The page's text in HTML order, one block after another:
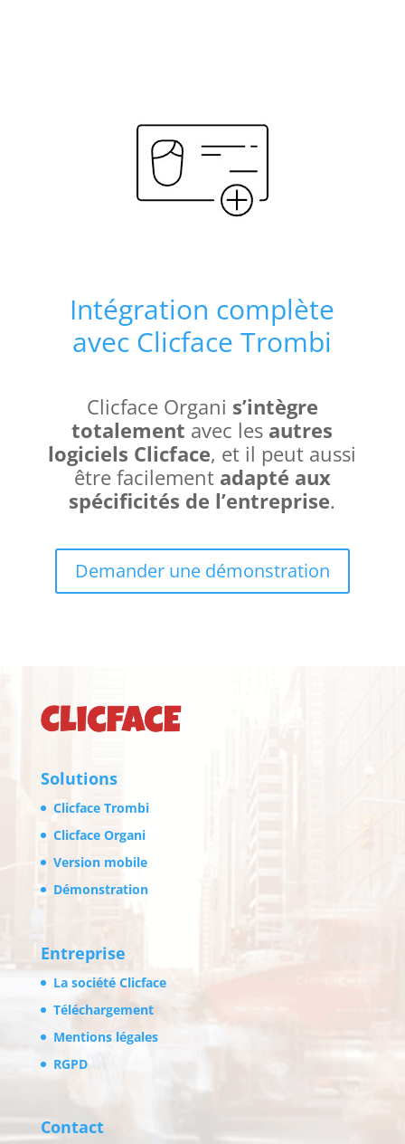
Intégration complète
avec Clicface Trombi
Clicface Organi s’intègre
totalement avec les autres
logiciels Clicface, et il peut aussi
être facilement adapté aux
spécificités de l’entreprise.
Demander une démonstration
Solutions
Clicface Trombi
Clicface Organi
Version mobile
Démonstration
Entreprise
La société Clicface
Téléchargement
Mentions légales
RGPD
Contact